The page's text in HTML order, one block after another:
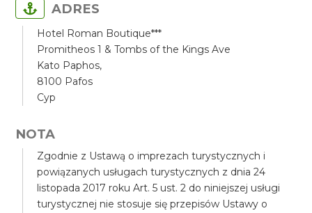
ADRES
Hotel Roman Boutique***
Promitheos 1 & Tombs of the Kings Ave
Kato Paphos,
8100 Pafos
Cyp
NOTA
Zgodnie z Ustawą o imprezach turystycznych i
powiązanych usługach turystycznych z dnia 24
listopada 2017 roku Art. 5 ust. 2 do niniejszej usługi
turystycznej nie stosuje się przepisów Ustawy o